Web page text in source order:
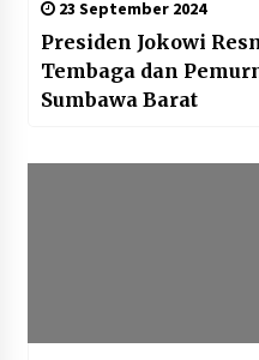
23 September 2024
Presiden Jokowi
Tembaga dan
Sumbawa Barat